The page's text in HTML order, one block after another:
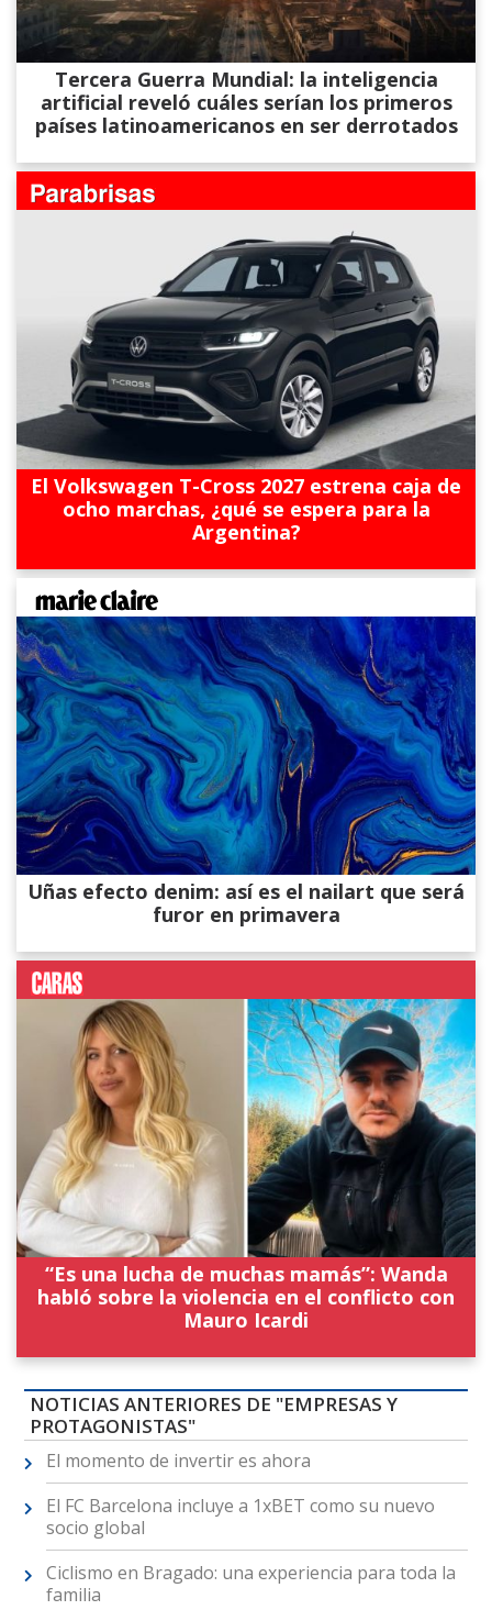
Tercera Guerra Mundial: la inteligencia
artificial reveló cuáles serían los primeros
países latinoamericanos en ser derrotados
El Volkswagen T-Cross 2027 estrena caja de
ocho marchas, ¿qué se espera para la
Argentina?
Uñas efecto denim: así es el nailart que será
furor en primavera
“Es una lucha de muchas mamás”: Wanda
habló sobre la violencia en el conflicto con
Mauro Icardi
NOTICIAS ANTERIORES DE "EMPRESAS Y
PROTAGONISTAS"
El momento de invertir es ahora
El FC Barcelona incluye a 1xBET como su nuevo
socio global
Ciclismo en Bragado: una experiencia para toda la
familia